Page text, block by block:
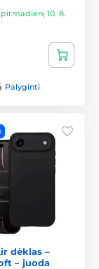
pirmadienį 10. 8.
Palyginti
dėklas –
– juoda